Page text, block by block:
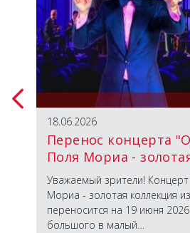
18.06.2026
Перенос концерта
Поля Мориа -
из репертуара"
Уважаемый зрители!
Мориа - золотая коллекция
переносится на 19 июня
большого в малый…